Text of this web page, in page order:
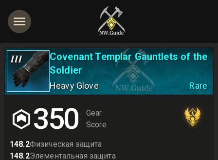
III
Covenant Templar Gauntlets of the
Soldier
Heavy Glove Rare
350
Gear
Score
148.2Физическая защита
148.2Элементальная защита